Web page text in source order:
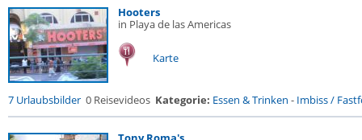
Hooters
in Playa de las Americas
Karte
7 Urlaubsbilder 0 Reisevideos Kategorie: Essen & Trinken - Imbiss /